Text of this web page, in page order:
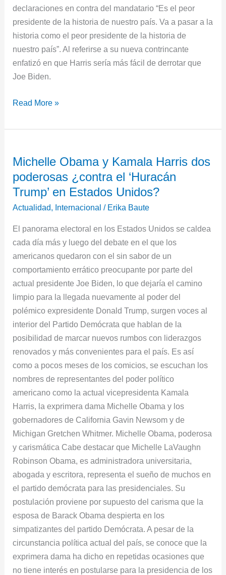
declaraciones en contra del mandatario “Es el peor
presidente de la historia de nuestro país. Va a pasar a la
historia como el peor presidente de la historia de
nuestro país”. Al referirse a su nueva contrincante
enfatizó en que Harris sería más fácil de derrotar que
Joe Biden.
Read More »
Michelle Obama y Kamala Harris dos
poderosas ¿contra el ‘Huracán
Trump’ en Estados Unidos?
Actualidad, Internacional / Erika Baute
El panorama electoral en los Estados Unidos se caldea
cada día más y luego del debate en el que los
americanos quedaron con el sin sabor de un
comportamiento errático preocupante por parte del
actual presidente Joe Biden, lo que dejaría el camino
limpio para la llegada nuevamente al poder del
polémico expresidente Donald Trump, surgen voces al
interior del Partido Demócrata que hablan de la
posibilidad de marcar nuevos rumbos con liderazgos
renovados y más convenientes para el país. Es así
como a pocos meses de los comicios, se escuchan los
nombres de representantes del poder político
americano como la actual vicepresidenta Kamala
Harris, la exprimera dama Michelle Obama y los
gobernadores de California Gavin Newsom y de
Michigan Gretchen Whitmer. Michelle Obama, poderosa
y carismática Cabe destacar que Michelle LaVaughn
Robinson Obama, es administradora universitaria,
abogada y escritora, representa el sueño de muchos en
el partido demócrata para las presidenciales. Su
postulación proviene por supuesto del carisma que la
esposa de Barack Obama despierta en los
simpatizantes del partido Demócrata. A pesar de la
circunstancia política actual del país, se conoce que la
exprimera dama ha dicho en repetidas ocasiones que
no tiene interés en postularse para la presidencia de los
Obama
y
Kamala
Harris
poderosas
¿contra
el
‘Huracán
Trump’
en
Estados
Unidos?